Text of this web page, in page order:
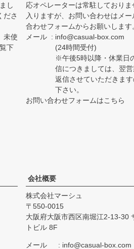
し
ださ
未使
下
応オペレーターは常駐しており
入りますが、お問い合わせはメ
合わせフォームからお願いします
メール
info@casual-box.com
(24時間受付)
※午後5時以降・休業日
信につきましては、翌
返信させていただきま
下さい。
お問い合わせフォームはこちら
会社概要
株式会社マーシュ
550-0015
大阪府大阪市西区南堀江2-13-30
トビル 8F
メール info@casual-box.com